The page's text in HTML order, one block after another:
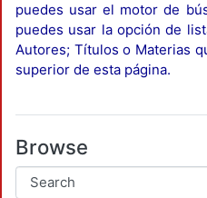
puedes usar el motor de
puedes usar la opción de
Autores; Títulos o Materias
superior de esta página.
Browse